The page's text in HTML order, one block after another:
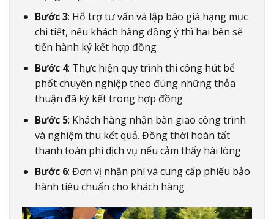
Bước 3: Hỗ trợ tư vấn và lập báo giá hạng mục
chi tiết, nếu khách hàng đồng ý thì hai bên sẽ
tiến hành ký kết hợp đồng
Bước 4: Thực hiện quy trình thi công hút bể
phốt chuyên nghiệp theo đúng những thỏa
thuận đã ký kết trong hợp đồng
Bước 5: Khách hàng nhận bàn giao công trình
và nghiệm thu kết quả. Đồng thời hoàn tất
thanh toán phí dịch vụ nếu cảm thấy hài lòng
Bước 6: Đơn vị nhận phí và cung cấp phiếu bảo
hành tiêu chuẩn cho khách hàng